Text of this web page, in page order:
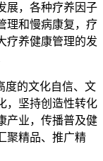
展，各种疗养因子
理和慢病康复，疗
疗养健康管理的发
度的文化自信、文
，坚持创造性转化
产业，传播普及健
聚精品、推广精